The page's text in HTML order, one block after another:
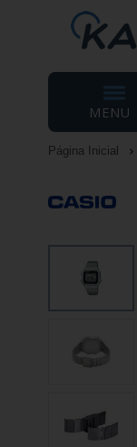
MENU
Página Inicial